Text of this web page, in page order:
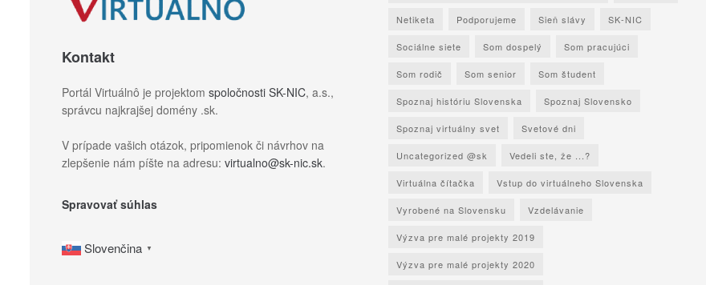
Kontakt
Portál Virtuálnô je projektom spoločnosti SK-NIC, a.s.,
správcu najkrajšej domény .sk.
V prípade vašich otázok, pripomienok či návrhov na
zlepšenie nám píšte na adresu: virtualno@sk-nic.sk.
Spravovať súhlas
Slovenčina ▼
Netiketa Podporujeme Sieň slávy SK-NIC
Sociálne siete Som dospelý Som pracujúci
Som rodič Som senior Som študent
Spoznaj históriu Slovenska Spoznaj Slovensko
Spoznaj virtuálny svet Svetové dni
Uncategorized @sk Vedeli ste, že ...?
Virtuálna čítačka Vstup do virtuálneho Slovenska
Vyrobené na Slovensku Vzdelávanie
Výzva pre malé projekty 2019
Výzva pre malé projekty 2020